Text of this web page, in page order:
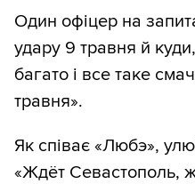
Один офіцер на
удару 9 травня й
багато і все таке
травня».
Як співає «Любэ»,
«Ждёт Севастополь,